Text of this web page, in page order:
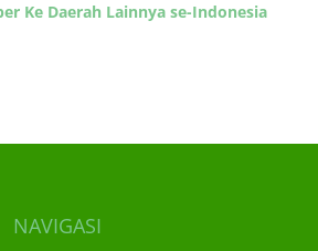
Ke Daerah Lainnya se-Indonesia
NAVIGASI